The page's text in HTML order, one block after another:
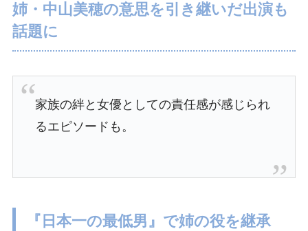
姉・中山美穂の意思を引き継いだ出演も
話題に
家族の絆と女優としての責任感が感じられ
るエピソードも。
『日本一の最低男』で姉の役を継承